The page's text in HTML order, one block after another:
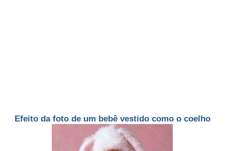
Efeito da foto de um bebê vestido como o coelho